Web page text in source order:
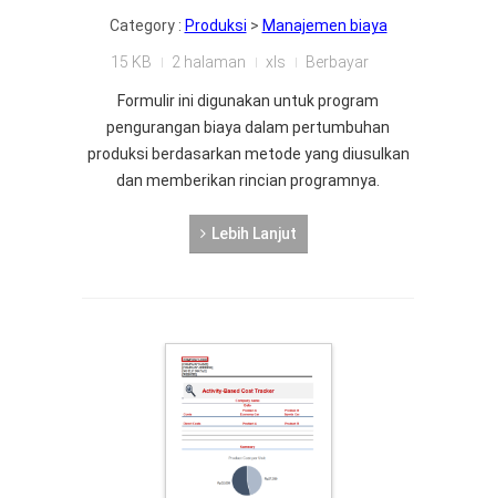
Category : Produksi > Manajemen biaya
15 KB 2 halaman xls Berbayar
Formulir ini digunakan untuk program
pengurangan biaya dalam pertumbuhan
produksi berdasarkan metode yang diusulkan
dan memberikan rincian programnya.
Lebih Lanjut